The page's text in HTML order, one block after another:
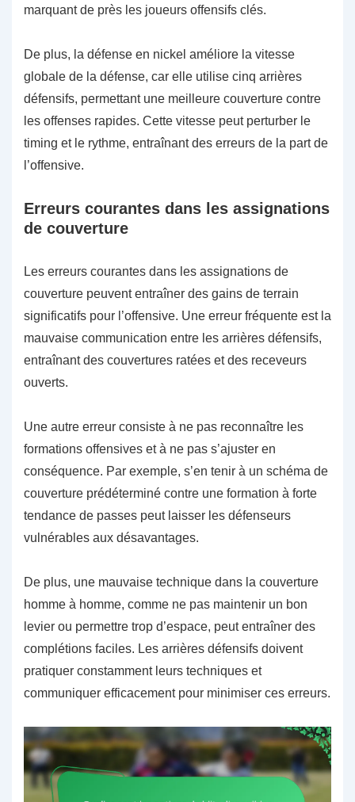
marquant de près les joueurs offensifs clés.
De plus, la défense en nickel améliore la vitesse
globale de la défense, car elle utilise cinq arrières
défensifs, permettant une meilleure couverture contre
les offenses rapides. Cette vitesse peut perturber le
timing et le rythme, entraînant des erreurs de la part de
l’offensive.
Erreurs courantes dans les assignations
de couverture
Les erreurs courantes dans les assignations de
couverture peuvent entraîner des gains de terrain
significatifs pour l’offensive. Une erreur fréquente est la
mauvaise communication entre les arrières défensifs,
entraînant des couvertures ratées et des receveurs
ouverts.
Une autre erreur consiste à ne pas reconnaître les
formations offensives et à ne pas s’ajuster en
conséquence. Par exemple, s’en tenir à un schéma de
couverture prédéterminé contre une formation à forte
tendance de passes peut laisser les défenseurs
vulnérables aux désavantages.
De plus, une mauvaise technique dans la couverture
homme à homme, comme ne pas maintenir un bon
levier ou permettre trop d’espace, peut entraîner des
complétions faciles. Les arrières défensifs doivent
pratiquer constamment leurs techniques et
communiquer efficacement pour minimiser ces erreurs.